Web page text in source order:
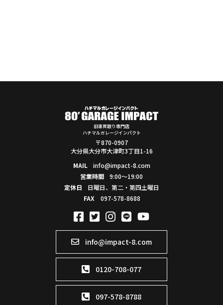
旧車買取り専門店
ハチマルガレージインパクト
〒870-0907
大分県大分市大津町3丁目1-16
MAIL
info@impact-8.com
営業時間
9:00～19:00
定休日
日曜日、第二・第四土曜日
FAX
097-578-8688
info@impact-8.com
0120-708-077
097-578-8788